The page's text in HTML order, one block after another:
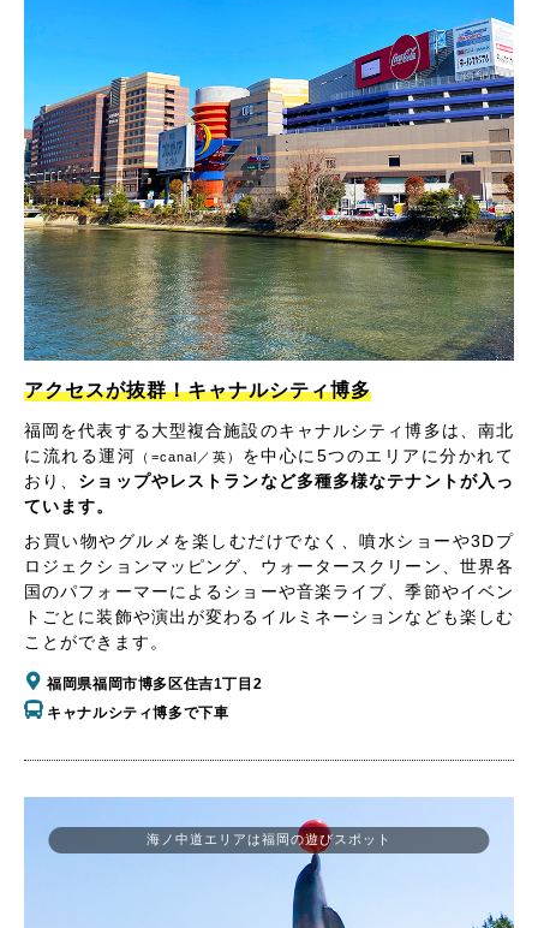
アクセスが抜群！キャナルシティ博多
福岡を代表する大型複合施設のキャナルシティ博多は、南北
に流れる運河 （=canal／英）
を中心に5つのエリアに分かれて
おり、 ショップやレストランなど多種多様なテナントが入っ
ています。
お買い物やグルメを楽しむだけでなく、噴水ショーや3Dプ
ロジェクションマッピング、ウォータースクリーン、世界各
国のパフォーマーによるショーや音楽ライブ、季節やイベン
トごとに装飾や演出が変わるイルミネーションなども楽しむ
ことができます。
福岡県福岡市博多区住吉1丁目2
キャナルシティ博多で下車
海ノ中道エリアは福岡の遊びスポット